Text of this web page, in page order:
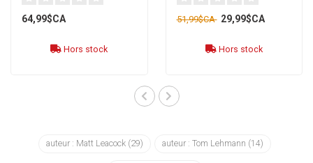
64,99$CA
Hors stock
51,99$CA 29,99$CA
Hors stock
auteur : Matt Leacock (29) auteur : Tom Lehmann (14)